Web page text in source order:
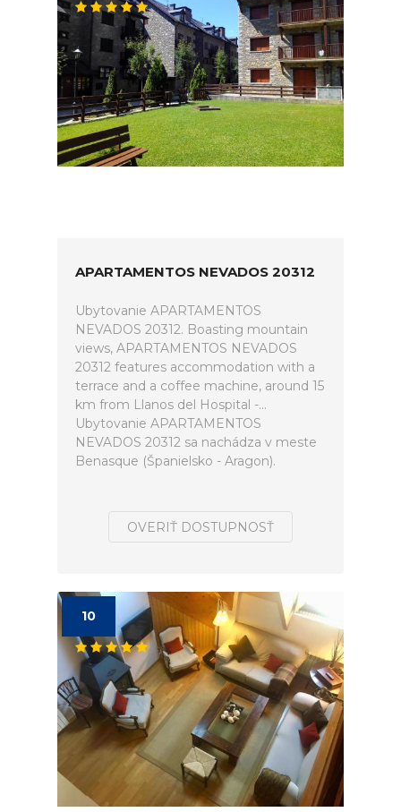
APARTAMENTOS NEVADOS 20312
Ubytovanie APARTAMENTOS
NEVADOS 20312. Boasting mountain
views, APARTAMENTOS NEVADOS
20312 features accommodation with a
terrace and a coffee machine, around 15
km from Llanos del Hospital -...
Ubytovanie APARTAMENTOS
NEVADOS 20312 sa nachádza v meste
Benasque (Španielsko - Aragon).
OVERIŤ DOSTUPNOSŤ
10